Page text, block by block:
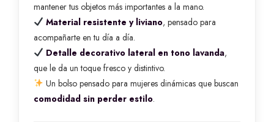
mantener tus objetos más importantes a la mano.
Material resistente y liviano, pensado para
acompañarte en tu día a día.
Detalle decorativo lateral en tono lavanda,
que le da un toque fresco y distintivo.
Un bolso pensado para mujeres dinámicas que buscan
comodidad sin perder estilo.